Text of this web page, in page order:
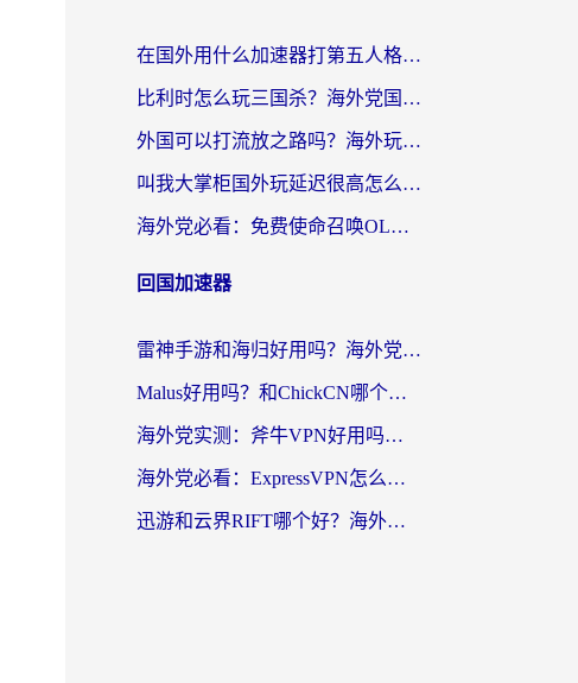
在国外用什么加速器打第五人格？留学生亲测：这6个功能才是关键！
比利时怎么玩三国杀？海外党国服游戏加速器终极指南（附问道CODOL优化方案）
外国可以打流放之路吗？海外玩家国服游戏畅玩终极指南（附实测推荐）
叫我大掌柜国外玩延迟很高怎么办？海外党亲测的国服游戏加速全攻略
海外党必看：免费使命召唤OL加速器怎么选？3个国服游戏加速痛点一次性解决
回国加速器
雷神手游和海归好用吗？海外党亲测3款热门回国加速器+番茄加速器深度体验
Malus好用吗？和ChickCN哪个好？海外党亲测：选对回国加速器，追剧游戏不卡顿
海外党实测：斧牛VPN好用吗？和快喵VPN对比哪个回国效果更好？附3款热门加速器深度分析
海外党必看：ExpressVPN怎么样？3步选对回国加速器，无缝刷国内剧玩手游
迅游和云界RIFT哪个好？海外党亲测3款回国加速器，教你无缝刷国内剧玩游戏